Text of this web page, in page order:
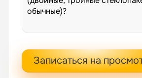
Записаться на